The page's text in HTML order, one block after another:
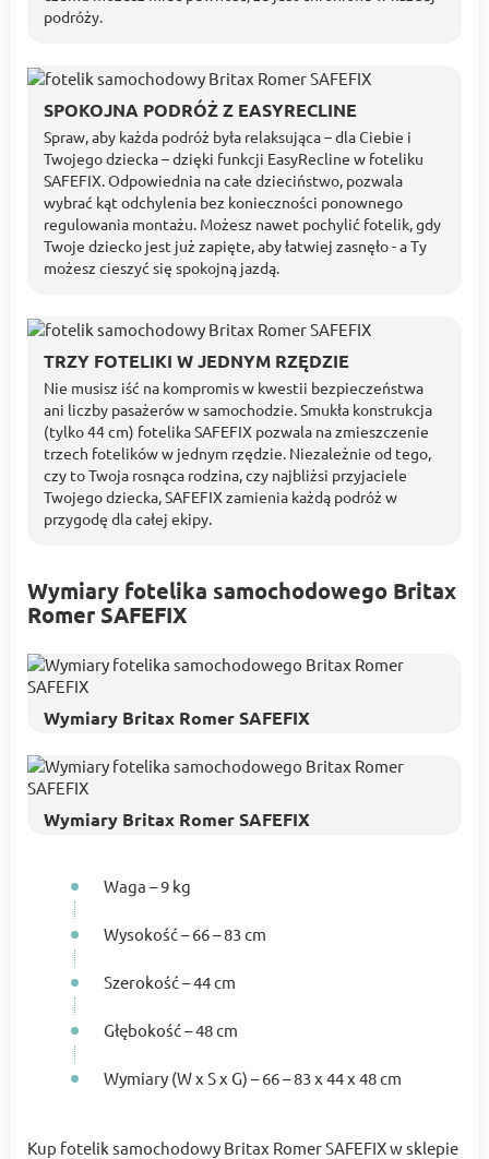
podróży.
SPOKOJNA PODRÓŻ Z EASYRECLINE
Spraw, aby każda podróż była relaksująca – dla Ciebie i
Twojego dziecka – dzięki funkcji EasyRecline w foteliku
SAFEFIX. Odpowiednia na całe dzieciństwo, pozwala
wybrać kąt odchylenia bez konieczności ponownego
regulowania montażu. Możesz nawet pochylić fotelik, gdy
Twoje dziecko jest już zapięte, aby łatwiej zasnęło - a Ty
możesz cieszyć się spokojną jazdą.
TRZY FOTELIKI W JEDNYM RZĘDZIE
Nie musisz iść na kompromis w kwestii bezpieczeństwa
ani liczby pasażerów w samochodzie. Smukła konstrukcja
(tylko 44 cm) fotelika SAFEFIX pozwala na zmieszczenie
trzech fotelików w jednym rzędzie. Niezależnie od tego,
czy to Twoja rosnąca rodzina, czy najbliżsi przyjaciele
Twojego dziecka, SAFEFIX zamienia każdą podróż w
przygodę dla całej ekipy.
Wymiary fotelika samochodowego Britax
Romer SAFEFIX
Wymiary Britax Romer SAFEFIX
Wymiary Britax Romer SAFEFIX
Waga – 9 kg
Wysokość – 66 – 83 cm
Szerokość – 44 cm
Głębokość – 48 cm
Wymiary (W x S x G) – 66 – 83 x 44 x 48 cm
Kup fotelik samochodowy Britax Romer SAFEFIX w sklepie